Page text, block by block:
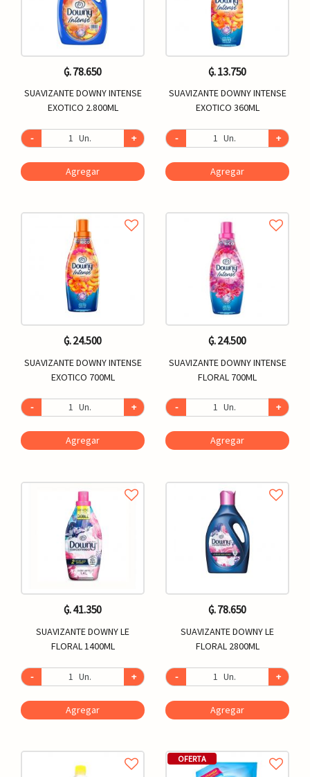
₲. 78.650
SUAVIZANTE DOWNY INTENSE
EXOTICO 2.800ML
- Un. +
Agregar
₲. 13.750
SUAVIZANTE DOWNY INTENSE
EXOTICO 360ML
- Un. +
Agregar
₲. 24.500
SUAVIZANTE DOWNY INTENSE
EXOTICO 700ML
- Un. +
Agregar
₲. 24.500
SUAVIZANTE DOWNY INTENSE
FLORAL 700ML
- Un. +
Agregar
₲. 41.350
SUAVIZANTE DOWNY LE
FLORAL 1400ML
- Un. +
Agregar
₲. 78.650
SUAVIZANTE DOWNY LE
FLORAL 2800ML
- Un. +
Agregar
OFERTA